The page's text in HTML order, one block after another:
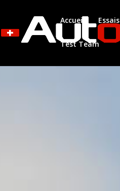
Accueil Essais
Test Team